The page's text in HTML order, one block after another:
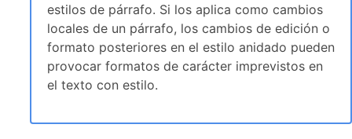
estilos de párrafo. Si los aplica como cambios
locales de un párrafo, los cambios de edición o
formato posteriores en el estilo anidado pueden
provocar formatos de carácter imprevistos en
el texto con estilo.